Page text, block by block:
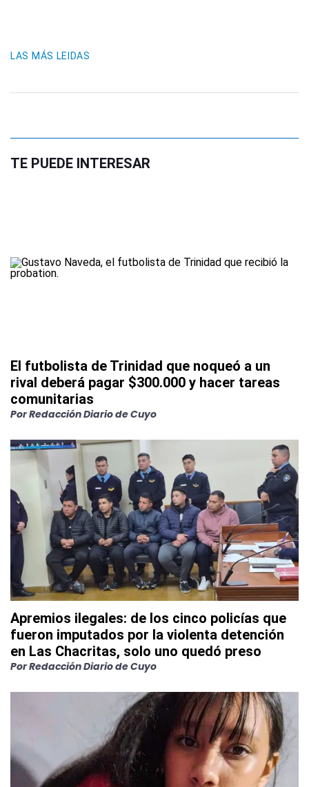
LAS MÁS LEIDAS
TE PUEDE INTERESAR
El futbolista de Trinidad que noqueó a un
rival deberá pagar $300.000 y hacer tareas
comunitarias
PorRedacción Diario de Cuyo
Apremios ilegales: de los cinco policías que
fueron imputados por la violenta detención
en Las Chacritas, solo uno quedó preso
PorRedacción Diario de Cuyo